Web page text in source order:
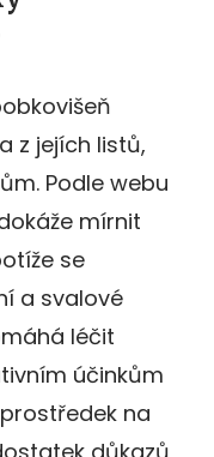
z jejích listů,
Podle webu
mírnit
se
a svalové
léčit
účinkům
na